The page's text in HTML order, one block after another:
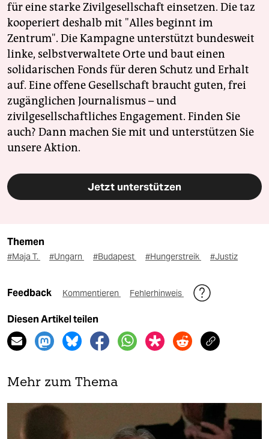
für eine starke Zivilgesellschaft einsetzen. Die taz
kooperiert deshalb mit "Alles beginnt im
Zentrum". Die Kampagne unterstützt bundesweit
linke, selbstverwaltete Orte und baut einen
solidarischen Fonds für deren Schutz und Erhalt
auf. Eine offene Gesellschaft braucht guten, frei
zugänglichen Journalismus – und
zivilgesellschaftliches Engagement. Finden Sie
auch? Dann machen Sie mit und unterstützen Sie
unsere Aktion.
Jetzt unterstützen
Themen
#Maja T. #Ungarn #Budapest #Hungerstreik #Justiz
Feedback Kommentieren Fehlerhinweis
Diesen Artikel teilen
Mehr zum Thema